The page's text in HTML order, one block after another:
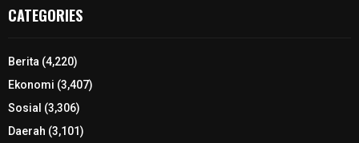
CATEGORIES
Berita (4,220)
Ekonomi (3,407)
Sosial (3,306)
Daerah (3,101)